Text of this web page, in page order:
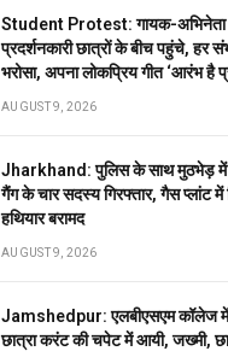
Student Protest: गायक-अभिनेता
प्रदर्शनकारी छात्रों के बीच पहुंचे, हर
भरोसा, अपना लोकप्रिय गीत ‘आरंभ है
AUGUST 9, 2026
Jharkhand: पुलिस के साथ मुठभेड़ में
गैंग के चार सदस्य गिरफ्तार, गैस प्लांट
हथियार बरामद
AUGUST 9, 2026
Jamshedpur: एलबीएसएम कॉलेज में
छात्रा करंट की चपेट में आयी, जख्मी,